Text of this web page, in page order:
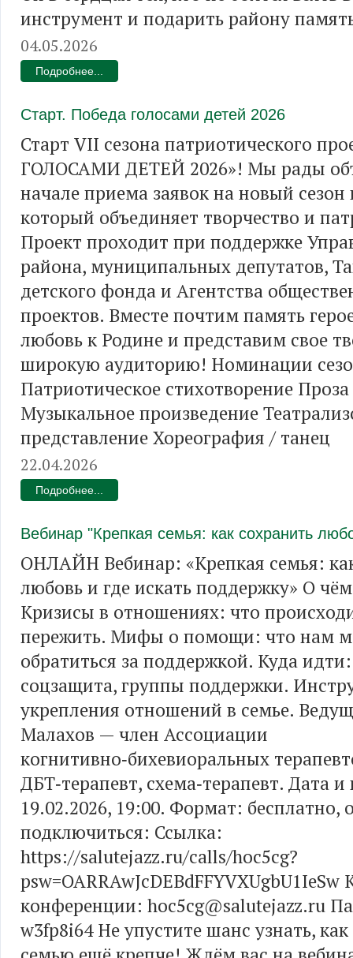
инструмент и подарить району
04.05.2026
Подробнее...
Старт. Победа голосами детей 2026
Старт VII сезона патриотического
ГОЛОСАМИ ДЕТЕЙ 2026»! Мы рады
начале приема заявок на новый сезон
который объединяет творчество и
Проект проходит при поддержке
района, муниципальных депутатов,
детского фонда и Агентства
проектов. Вместе почтим память
любовь к Родине и представим свое
широкую аудиторию! Номинации
Патриотическое стихотворение
Музыкальное произведение
представление Хореография / танец
22.04.2026
Подробнее...
Вебинар "Крепкая семья: как сохранить
ОНЛАЙН Вебинар: «Крепкая семья:
любовь и где искать поддержку» О
Кризисы в отношениях: что
пережить. Мифы о помощи: что нам
обратиться за поддержкой. Куда
соцзащита, группы поддержки.
укрепления отношений в семье.
Малахов — член Ассоциации
когнитивно‑бихевиоральных
ДБТ‑терапевт, схема‑терапевт. Дата
19.02.2026, 19:00. Формат: бесплатно,
подключиться: Ссылка:
https://salutejazz.ru/calls/hoc5cg?
psw=OARRAwJcDEBdFFYVXUgbU1IeSw
конференции: hoc5cg@salutejazz.ru
w3fp8i64 Не упустите шанс узнать,